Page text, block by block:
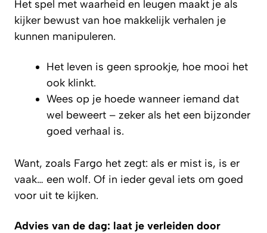
Het spel met waarheid en leugen maakt je als
kijker bewust van hoe makkelijk verhalen je
kunnen manipuleren.
Het leven is geen sprookje, hoe mooi het
ook klinkt.
Wees op je hoede wanneer iemand dat
wel beweert – zeker als het een bijzonder
goed verhaal is.
Want, zoals Fargo het zegt: als er mist is, is er
vaak… een wolf. Of in ieder geval iets om goed
voor uit te kijken.
Advies van de dag: laat je verleiden door